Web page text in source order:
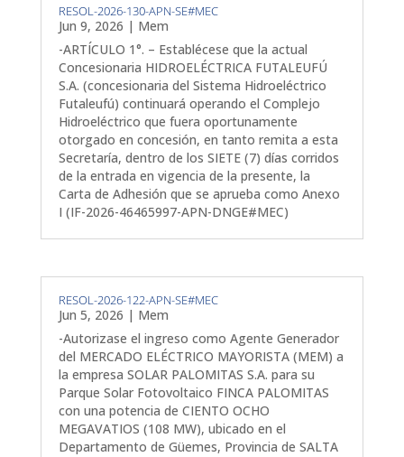
RESOL-2026-130-APN-SE#MEC
Jun 9, 2026 | Mem
-ARTÍCULO 1°. – Establécese que la actual
Concesionaria HIDROELÉCTRICA FUTALEUFÚ
S.A. (concesionaria del Sistema Hidroeléctrico
Futaleufú) continuará operando el Complejo
Hidroeléctrico que fuera oportunamente
otorgado en concesión, en tanto remita a esta
Secretaría, dentro de los SIETE (7) días corridos
de la entrada en vigencia de la presente, la
Carta de Adhesión que se aprueba como Anexo
I (IF-2026-46465997-APN-DNGE#MEC)
RESOL-2026-122-APN-SE#MEC
Jun 5, 2026 | Mem
-Autorizase el ingreso como Agente Generador
del MERCADO ELÉCTRICO MAYORISTA (MEM) a
la empresa SOLAR PALOMITAS S.A. para su
Parque Solar Fotovoltaico FINCA PALOMITAS
con una potencia de CIENTO OCHO
MEGAVATIOS (108 MW), ubicado en el
Departamento de Güemes, Provincia de SALTA